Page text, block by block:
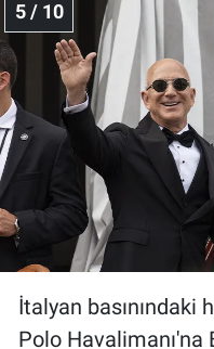
5 / 10
İtalyan basınındaki
Polo Havalimanı'na